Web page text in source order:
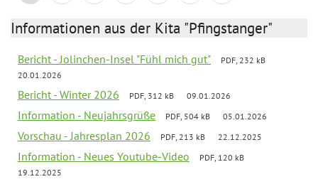
Informationen aus der Kita "Pfingstanger"
Bericht - Jolinchen-Insel "Fühl mich gut"
PDF, 232 kB
20.01.2026
Bericht - Winter 2026 PDF, 312 kB 09.01.2026
Information - Neujahrsgrüße PDF, 504 kB 05.01.2026
Vorschau - Jahresplan 2026 PDF, 213 kB 22.12.2025
Information - Neues Youtube-Video
PDF, 120 kB
19.12.2025